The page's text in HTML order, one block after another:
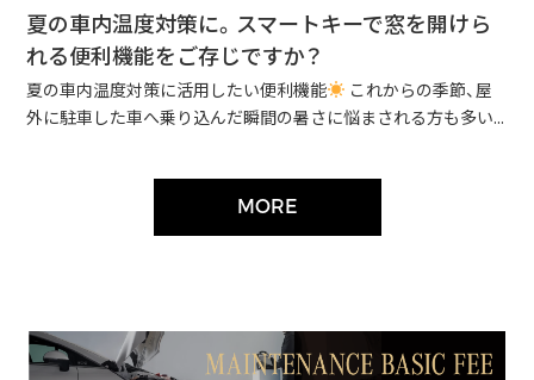
夏の車内温度対策に。スマートキーで窓を開けら
れる便利機能をご存じですか？
夏の車内温度対策に活用したい便利機能
これからの季節、屋
外に駐車した車へ乗り込んだ瞬間の暑さに悩まされる方も多い...
MORE